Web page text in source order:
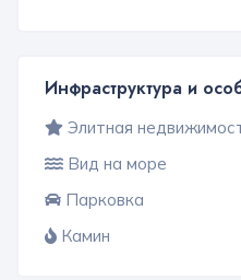
Инфраструктура и
Элитная
Вид на море
Парковка
Камин